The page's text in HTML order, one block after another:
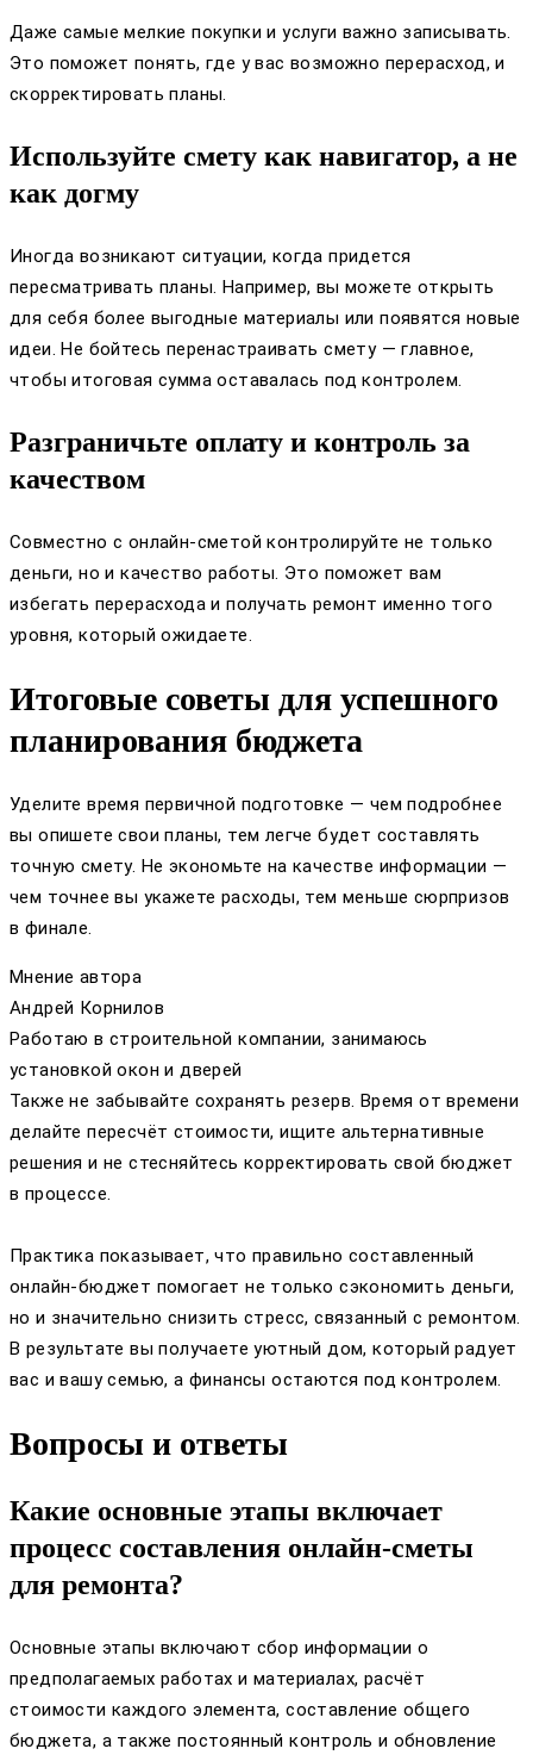
Даже самые мелкие покупки и услуги важно записывать.
Это поможет понять, где у вас возможно перерасход, и
скорректировать планы.
Используйте смету как навигатор, а не
как догму
Иногда возникают ситуации, когда придется
пересматривать планы. Например, вы можете открыть
для себя более выгодные материалы или появятся новые
идеи. Не бойтесь перенастраивать смету — главное,
чтобы итоговая сумма оставалась под контролем.
Разграничьте оплату и контроль за
качеством
Совместно с онлайн-сметой контролируйте не только
деньги, но и качество работы. Это поможет вам
избегать перерасхода и получать ремонт именно того
уровня, который ожидаете.
Итоговые советы для успешного
планирования бюджета
Уделите время первичной подготовке — чем подробнее
вы опишете свои планы, тем легче будет составлять
точную смету. Не экономьте на качестве информации —
чем точнее вы укажете расходы, тем меньше сюрпризов
в финале.
Мнение автора
Андрей Корнилов
Работаю в строительной компании, занимаюсь
установкой окон и дверей
Также не забывайте сохранять резерв. Время от времени
делайте пересчёт стоимости, ищите альтернативные
решения и не стесняйтесь корректировать свой бюджет
в процессе.
Практика показывает, что правильно составленный
онлайн-бюджет помогает не только сэкономить деньги,
но и значительно снизить стресс, связанный с ремонтом.
В результате вы получаете уютный дом, который радует
вас и вашу семью, а финансы остаются под контролем.
Вопросы и ответы
Какие основные этапы включает
процесс составления онлайн-сметы
для ремонта?
Основные этапы включают сбор информации о
предполагаемых работах и материалах, расчёт
стоимости каждого элемента, составление общего
бюджета, а также постоянный контроль и обновление